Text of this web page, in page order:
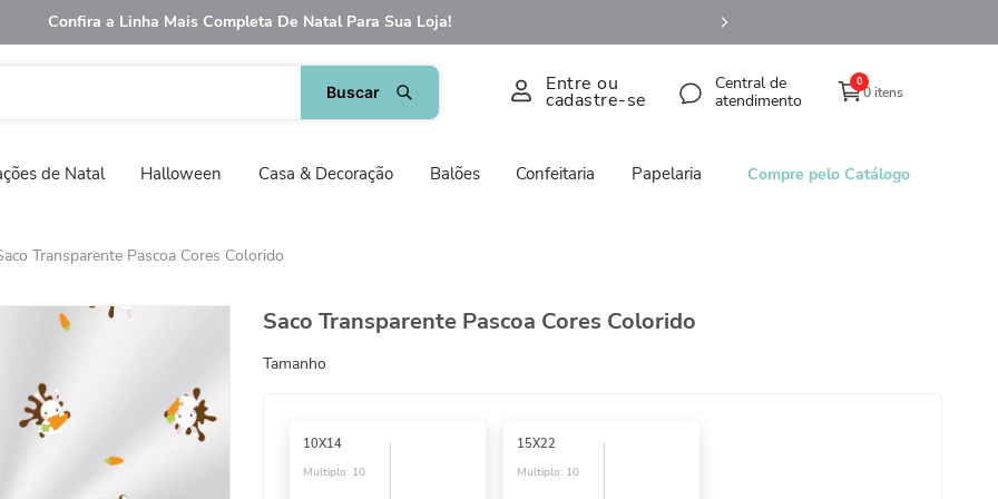
Confira a Linha Mais Completa De Natal Para Sua Loja!
Entre ou
cadastre-se
Central de
atendimento
0
0 itens
de Natal Halloween Casa & Decoração Balões Confeitaria Papelaria Compre pelo Catálogo
Transparente Pascoa Cores Colorido
Saco Transparente Pascoa Cores Colorido
Tamanho
10X14
Multiplo: 10
15X22
Multiplo: 10